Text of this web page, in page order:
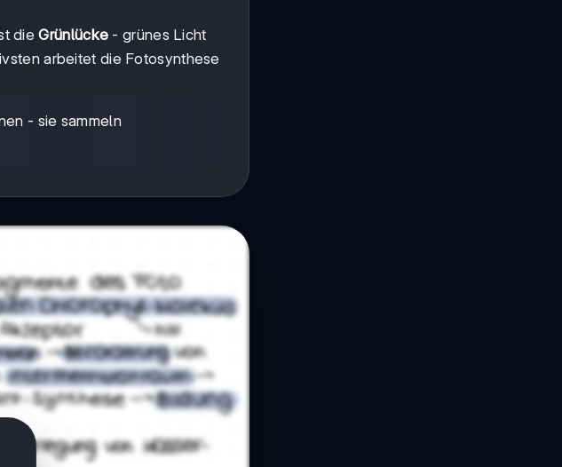
dieGrünlücke - grünes Licht
arbeitet die Fotosynthese
- sie sammeln